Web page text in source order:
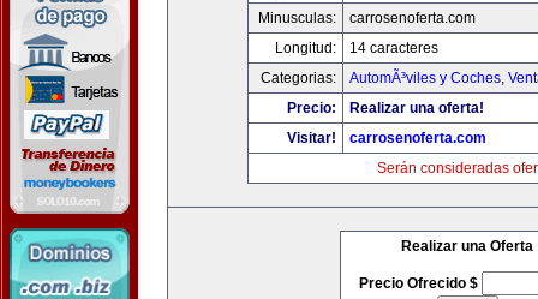
Minusculas:
carrosenoferta.com
Longitud:
14 caracteres
Categorias:
AutomÃ³viles y Coches,
Precio:
Realizar una oferta!
Visitar!
carrosenoferta.com
Serán consideradas
Realizar una Oferta
Precio Ofrecido $